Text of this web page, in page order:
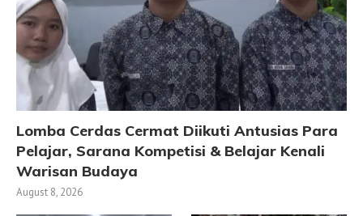
Lomba Cerdas Cermat Diikuti Antusias Para
Pelajar, Sarana Kompetisi & Belajar Kenali
Warisan Budaya
August 8, 2026